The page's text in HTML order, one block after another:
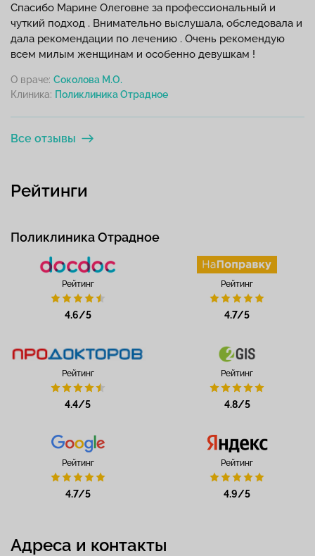
Спасибо Марине Олеговне за профессиональный и
чуткий подход . Внимательно выслушала, обследовала и
дала рекомендации по лечению . Очень рекомендую
всем милым женщинам и особенно девушкам !
О враче: Соколова М.О.
Клиника:
Все отзывы
Рейтинги
Поликлиника Отрадное
Рейтинг
4.6/5
Рейтинг
4.7/5
Рейтинг
4.4/5
Рейтинг
4.8/5
Рейтинг
4.7/5
Рейтинг
4.9/5
Адреса и контакты